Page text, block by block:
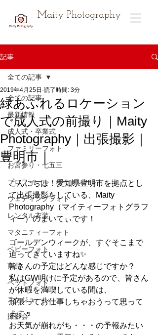
Maity Photography
記事
全ての記事
最新情報
成人式・卒業式
ファミリーフォト
お宮参り・七五三
プロフィール・ポートレート
ウェディングフォト
レンタル衣装
マタニティーフォト
ベビーフォト
商品
ペットフォト
スケジュール
撮影会
全ての記事
緑あふれるロケーション
で成人式の前撮り｜Maity
Photography｜出張撮影｜
豊明市｜
2019年4月25日 読了時間: 3分
こんにちは！愛知県豊明市を拠点とし
て出張撮影をしている、Maity
Photography（マイティーフォトグラフ
ィー）のまいてぃです！
ゴールデンウィークが、すぐそこまで
迫ってきていますね✨
皆さんの予定はどんな感じですか？
私はGW明けに予定があるので、皆さん
が休暇を満喫している間は、
頑張ってお仕事しちゃおうって思って
ます♬
お天気が崩れがち・・・の予報みたい